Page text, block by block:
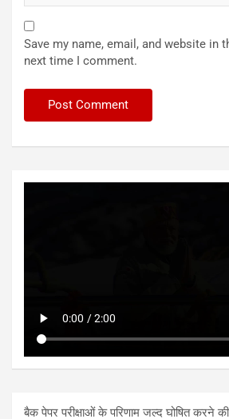
Save my name, email, and website in
next time I comment.
बैक पेपर परीक्षाओं के परिणाम जल्द घोषित करने